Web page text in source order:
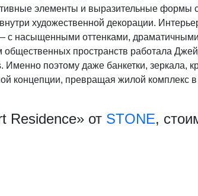
элементы и выразительные формы
художественной декорации.
с насыщенными оттенками,
пространств работала
Именно поэтому даже банкетки, зеркала,
концепции, превращая жилой комплекс
Residence» от STONE,